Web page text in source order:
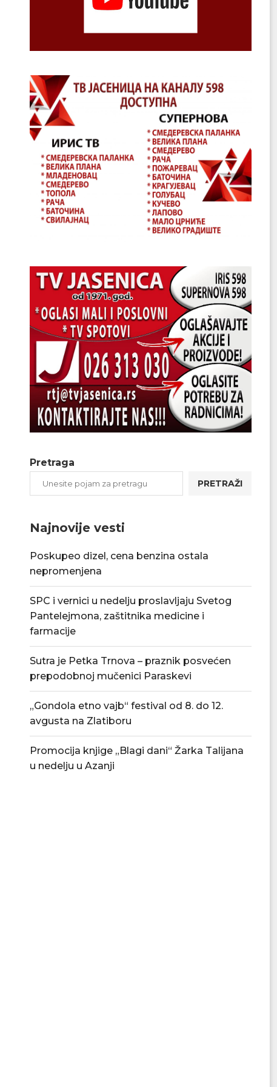
Pretraga
PRETRAŽI
Najnovije vesti
Poskupeo dizel, cena benzina ostala
nepromenjena
SPC i vernici u nedelju proslavljaju Svetog
Pantelejmona, zaštitnika medicine i
farmacije
Sutra je Petka Trnova – praznik posvećen
prepodobnoj mučenici Paraskevi
„Gondola etno vajb“ festival od 8. do 12.
avgusta na Zlatiboru
Promocija knjige „Blagi dani“ Žarka Talijana
u nedelju u Azanji